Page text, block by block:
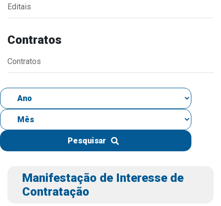
Assistência Social
Obras
IPTU 2026
Nota Fiscal Eletrônica
Portal do Cidadão
Portal do Servidor
Editais
Contratos
Contratos
Pesquisar
Manifestação de Interesse de
Contratação